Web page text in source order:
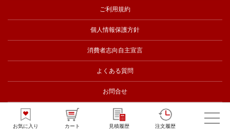
お気に入り カート 見積履歴 注文履歴
ご利用規約
個人情報保護方針
消費者志向自主宣言
よくある質問
お問合せ